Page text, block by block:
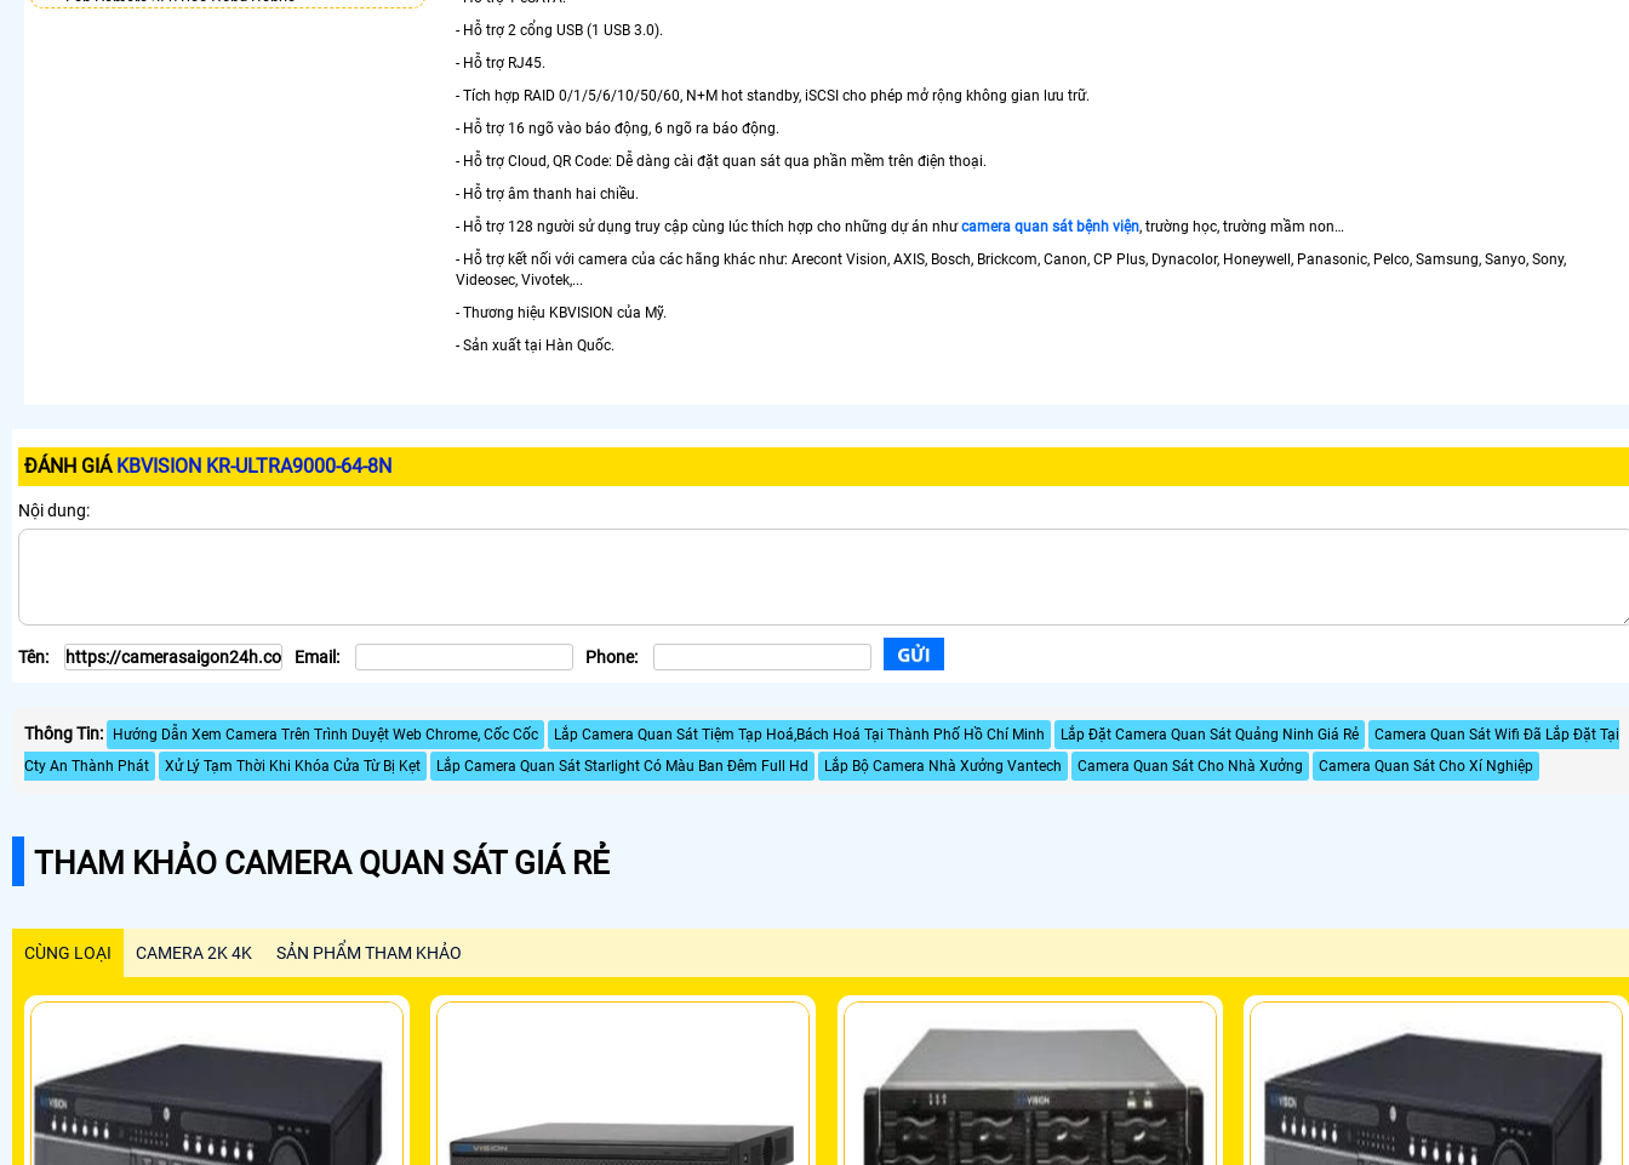
- Hỗ trợ 2 cổng USB (1 USB 3.0).
- Hỗ trợ RJ45.
- Tích hợp RAID 0/1/5/6/10/50/60, N+M hot standby, iSCSI cho phép mở rộng không gian lưu trữ.
- Hỗ trợ 16 ngõ vào báo động, 6 ngõ ra báo động.
- Hỗ trợ Cloud, QR Code: Dễ dàng cài đặt quan sát qua phần mềm trên điện thoại.
- Hỗ trợ âm thanh hai chiều.
- Hỗ trợ 128 người sử dụng truy cập cùng lúc thích hợp cho những dự án nhưcamera quan sát bệnh viện, trường học, trường mầm non…
- Hỗ trợ kết nối với camera của các hãng khác như: Arecont Vision, AXIS, Bosch, Brickcom, Canon, CP Plus, Dynacolor, Honeywell, Panasonic, Pelco, Samsung, Sanyo, Sony,
Videosec, Vivotek,...
- Thương hiệu KBVISION của Mỹ.
- Sản xuất tại Hàn Quốc.
ĐÁNH GIÁ KBVISION KR-ULTRA9000-64-8N
Nội dung:
Tên: Email: Phone:
Thông Tin: Hướng Dẫn Xem Camera Trên Trình Duyệt Web Chrome, Cốc Cốc Lắp Camera Quan Sát Tiệm Tạp Hoá,Bách Hoá Tại Thành Phố Hồ Chí Minh Lắp Đặt Camera Quan Sát Quảng Ninh Giá Rẻ
Camera Quan Sát Wifi Đã Lắp Đặt Tại
Cty An Thành Phát
Xử Lý Tạm Thời Khi Khóa Cửa Từ Bị Kẹt Lắp Camera Quan Sát Starlight Có Màu Ban Đêm Full Hd Lắp Bộ Camera Nhà Xưởng Vantech Camera Quan Sát Cho Nhà Xưởng Camera Quan Sát Cho Xí Nghiệp
THAM KHẢO CAMERA QUAN SÁT GIÁ RẺ
CÙNG LOẠI CAMERA 2K 4K SẢN PHẨM THAM KHẢO